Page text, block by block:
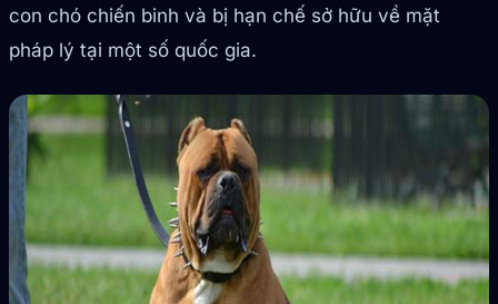
con chó chiến binh và bị hạn chế sở hữu về mặt
pháp lý tại một số quốc gia.